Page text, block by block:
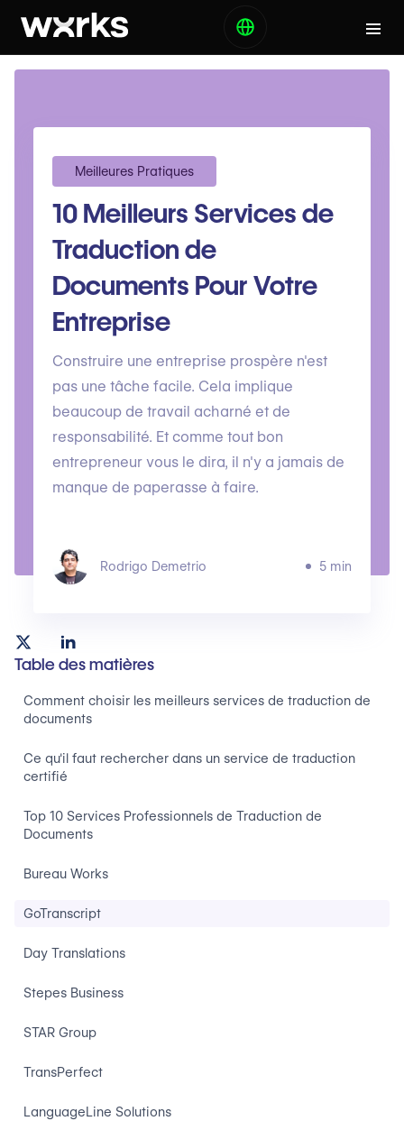
Meilleures Pratiques
10 Meilleurs Services de
Traduction de
Documents Pour Votre
Entreprise
Construire une entreprise prospère n'est
pas une tâche facile. Cela implique
beaucoup de travail acharné et de
responsabilité. Et comme tout bon
entrepreneur vous le dira, il n'y a jamais de
manque de paperasse à faire.
Rodrigo Demetrio 5 min
Table des matières
Comment choisir les meilleurs services de traduction de
documents
Ce qu'il faut rechercher dans un service de traduction
certifié
Top 10 Services Professionnels de Traduction de
Documents
Bureau Works
GoTranscript
Day Translations
Stepes Business
STAR Group
TransPerfect
LanguageLine Solutions